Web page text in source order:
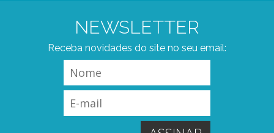
NEWSLETTER
Receba novidades do site no seu email: